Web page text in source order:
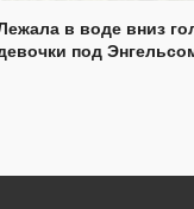
в воде вниз
под